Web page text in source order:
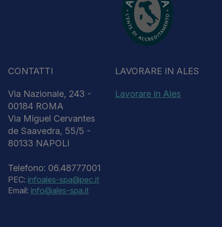
CONTATTI
Via Nazionale, 243 -
00184 ROMA
Via Miguel Cervantes
de Saavedra, 55/5 -
80133 NAPOLI
Telefono: 06.48777001
PEC: infoales-spa@pec.it
Email: info@ales-spa.it
LAVORARE IN ALES
Lavorare in Ales